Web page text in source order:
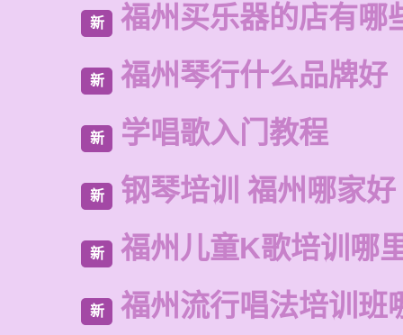
新 福州买乐器的店有哪
新 福州琴行什么品牌好
新 学唱歌入门教程
新 钢琴培训 福州哪家好
新 福州儿童K歌培训哪
新 福州流行唱法培训班